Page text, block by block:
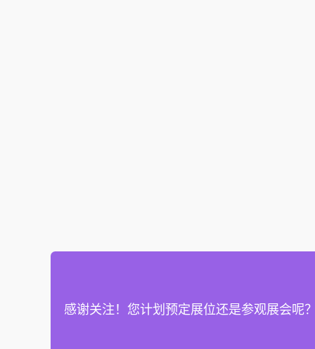
感谢关注！您计划预定展位还是参观展会呢